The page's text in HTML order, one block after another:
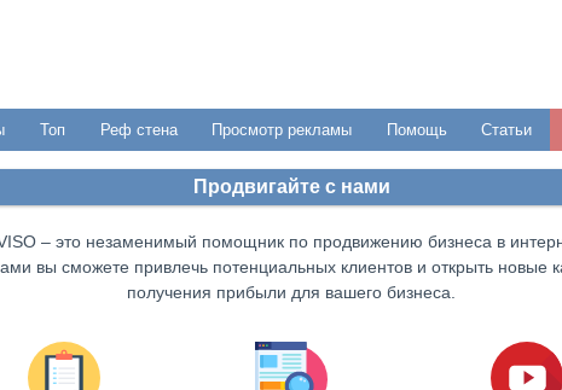
Топ Реф стена Просмотр рекламы Помощь Статьи
Продвигайте с нами
– это незаменимый помощник по продвижению бизнеса в
вы сможете привлечь потенциальных клиентов и открыть новые
получения прибыли для вашего бизнеса.